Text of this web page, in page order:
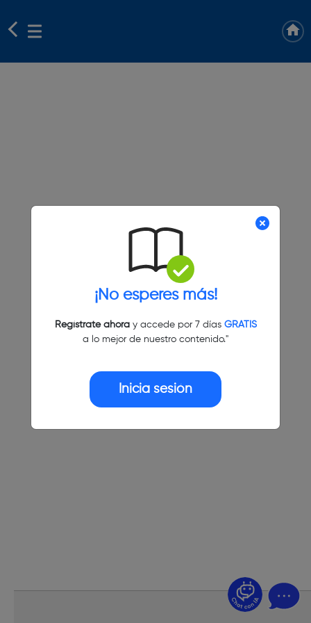
¡No esperes más!
Regístrate ahoray accede por 7 días GRATIS
a lo mejor de nuestro contenido."
Inicia sesión